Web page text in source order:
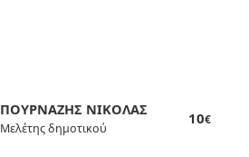
ΠΟΥΡΝΑΖΗΣ ΝΙΚΟΛΑΣ
Μελέτης δημοτικού
10€